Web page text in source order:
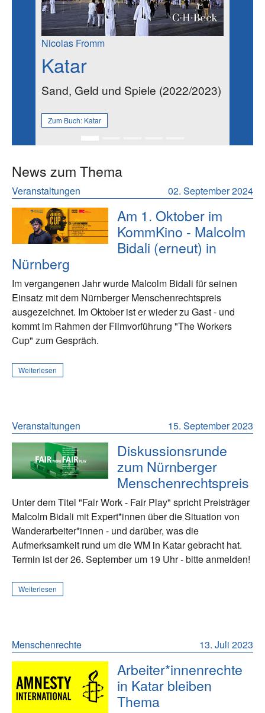
Nicolas Fromm
Katar
Sand, Geld und Spiele (2022/2023)
Zum Buch: Katar
News zum Thema
02. September 2024
Veranstaltungen
Am 1. Oktober im
KommKino - Malcolm
Bidali (erneut) in
Nürnberg
Im vergangenen Jahr wurde Malcolm Bidali für seinen
Einsatz mit dem Nürnberger Menschenrechtspreis
ausgezeichnet. Im Oktober ist er wieder zu Gast - und
kommt im Rahmen der Filmvorführung "The Workers
Cup" zum Gespräch.
Weiterlesen
15. September 2023
Veranstaltungen
Diskussionsrunde
zum Nürnberger
Menschenrechtspreis
Unter dem Titel "Fair Work - Fair Play" spricht Preisträger
Malcolm Bidali mit Expert*innen über die Situation von
Wanderarbeiter*innen - und darüber, was die
Aufmerksamkeit rund um die WM in Katar gebracht hat.
Termin ist der 26. September um 19 Uhr - bitte anmelden!
Weiterlesen
13. Juli 2023
Menschenrechte
Arbeiter*innenrechte
in Katar bleiben
Thema